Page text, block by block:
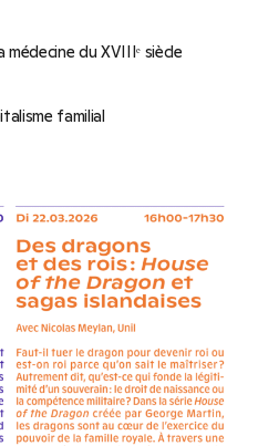
du XVIIIᵉ siècle
familial